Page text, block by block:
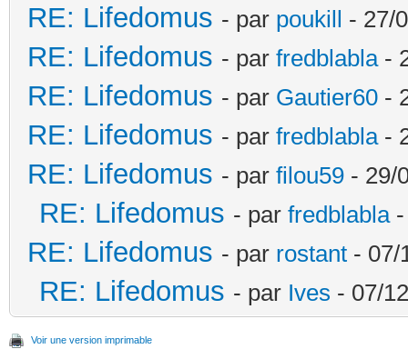
RE: Lifedomus - par poukill - 27/
RE: Lifedomus - par fredblabla-
RE: Lifedomus - par Gautier60 -
RE: Lifedomus - par fredblabla-
RE: Lifedomus - par filou59 - 29/
RE: Lifedomus - par fredblabla-
RE: Lifedomus - par rostant - 07/
RE: Lifedomus - par Ives - 07/
Voir une version imprimable